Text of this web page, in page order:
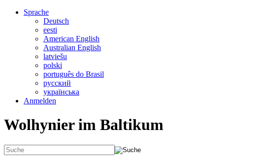
Sprache
Deutsch
eesti
American English
Australian English
latviešu
polski
português do Brasil
русский
українська
Anmelden
Wolhynier im Baltikum